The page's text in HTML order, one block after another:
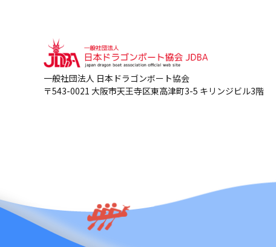
一般社団法人 日本ドラゴンボート協会
〒543-0021 大阪市天王寺区東高津町3-5 キリンジビル3階